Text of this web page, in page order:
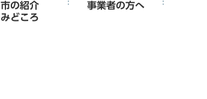
市の紹介
みどころ
事業者の方へ